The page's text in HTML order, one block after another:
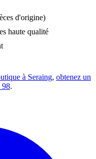
d'origine)
haute qualité
à Seraing, obtenez un
98.